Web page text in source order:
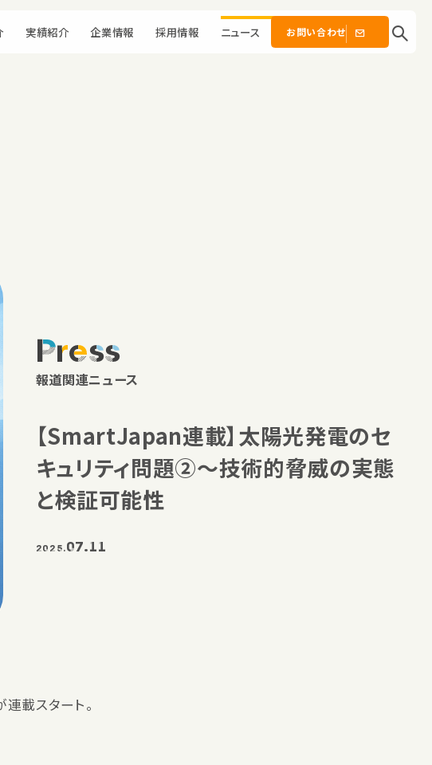
実績紹介 企業情報 採用情報 ニュース お問い合わせ
Press
報道関連ニュース
【SmartJapan連載】太陽光発電のセ
キュリティ問題②～技術的脅威の実態
と検証可能性
2025.07.11
載スタート。